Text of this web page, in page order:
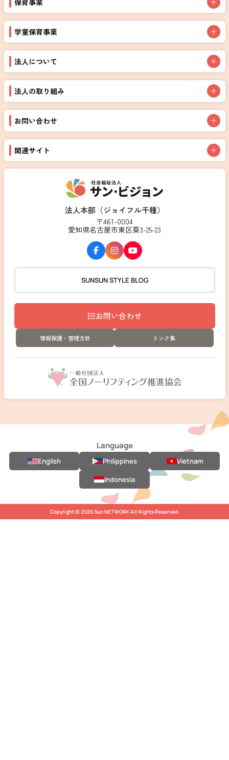
法人本部（ジョイフル千種）
〒461-0004
愛知県名古屋市東区葵3-25-23
SUNSUN STYLE BLOG
お問い合わせ
情報保護・管理方針 リンク集
保育事業
学童保育事業
法人について
法人の取り組み
お問い合わせ
関連サイト
Language
English Philippines
Vietnam
Indonesia
Copyright © 2026 Sun NETWORK All Rights Reserved.